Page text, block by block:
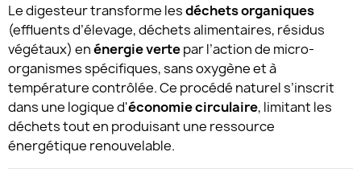
Le digesteur transforme lesdéchets organiques
(effluents d’élevage, déchets alimentaires, résidus
végétaux) enénergie vertepar l’action de micro-
organismes spécifiques, sans oxygène et à
température contrôlée. Ce procédé naturel s’inscrit
dans une logique d'économie circulaire, limitant les
déchets tout en produisant une ressource
énergétique renouvelable.